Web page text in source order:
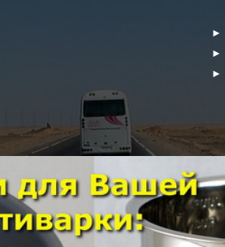
►
►
►